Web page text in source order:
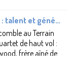
Francis Lockwood quartet : talent et générosité
au Terrain
de haut vol :
frère aîné de